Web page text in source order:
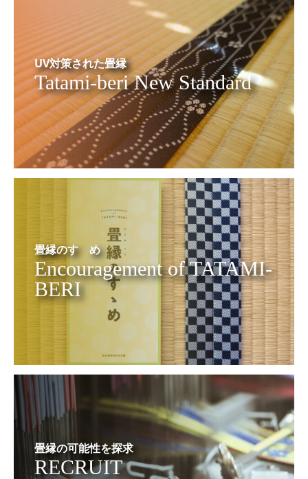
UV対策された畳縁
Tatami-beri New Standard
畳縁のすゝめ
Encouragement of TATAMI-
BERI
畳縁の可能性を探求
RECRUIT